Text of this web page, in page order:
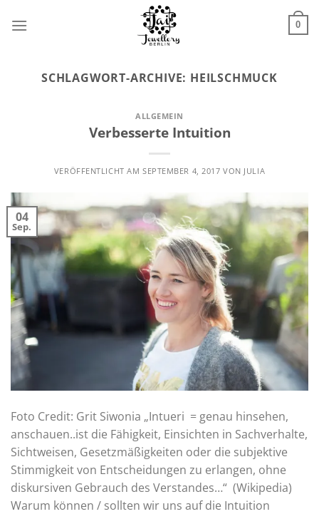
Inhalt
0
SCHLAGWORT-ARCHIVE: HEILSCHMUCK
ALLGEMEIN
Verbesserte Intuition
VERÖFFENTLICHT AM SEPTEMBER 4, 2017 VON JULIA
04
Sep.
Foto Credit: Grit Siwonia „Intueri = genau hinsehen,
anschauen..ist die Fähigkeit, Einsichten in Sachverhalte,
Sichtweisen, Gesetzmäßigkeiten oder die subjektive
Stimmigkeit von Entscheidungen zu erlangen, ohne
diskursiven Gebrauch des Verstandes…“ (Wikipedia)
Warum können / sollten wir uns auf die Intuition